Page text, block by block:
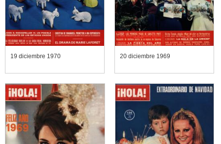
19 diciembre 1970 20 diciembre 1969